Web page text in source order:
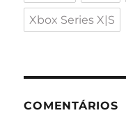
Xbox Series X|S
COMENTÁRIOS